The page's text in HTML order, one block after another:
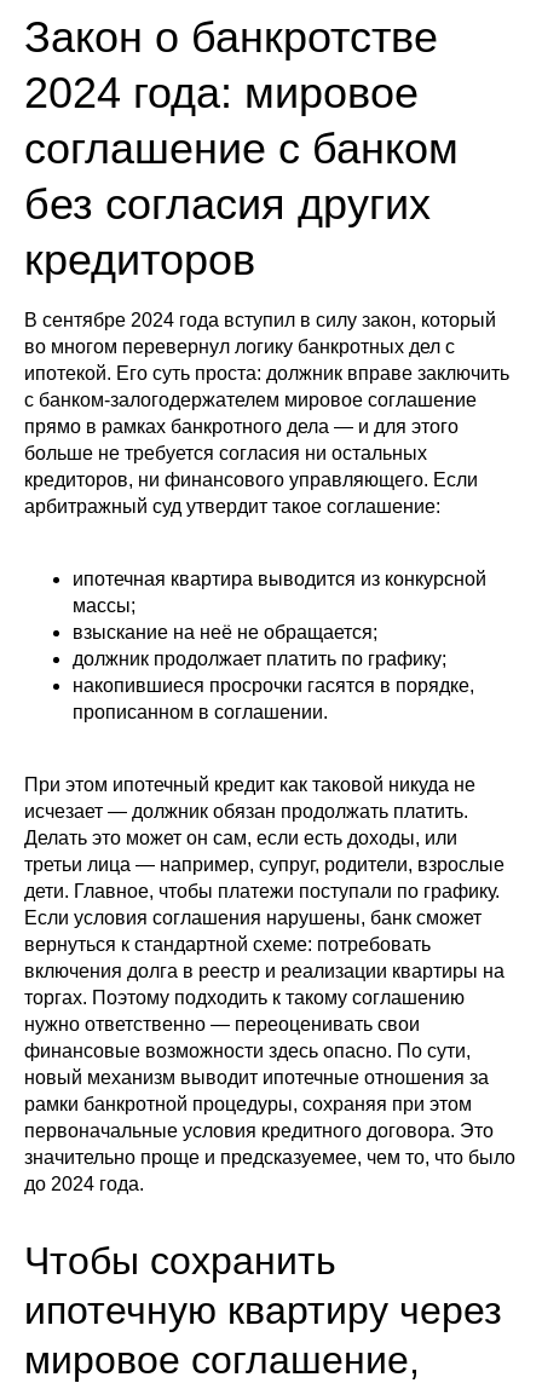
Закон о банкротстве
2024 года: мировое
соглашение с банком
без согласия других
кредиторов
В сентябре 2024 года вступил в силу закон, который
во многом перевернул логику банкротных дел с
ипотекой. Его суть проста: должник вправе заключить
с банком-залогодержателем мировое соглашение
прямо в рамках банкротного дела — и для этого
больше не требуется согласия ни остальных
кредиторов, ни финансового управляющего. Если
арбитражный суд утвердит такое соглашение:
ипотечная квартира выводится из конкурсной
массы;
взыскание на неё не обращается;
должник продолжает платить по графику;
накопившиеся просрочки гасятся в порядке,
прописанном в соглашении.
При этом ипотечный кредит как таковой никуда не
исчезает — должник обязан продолжать платить.
Делать это может он сам, если есть доходы, или
третьи лица — например, супруг, родители, взрослые
дети. Главное, чтобы платежи поступали по графику.
Если условия соглашения нарушены, банк сможет
вернуться к стандартной схеме: потребовать
включения долга в реестр и реализации квартиры на
торгах. Поэтому подходить к такому соглашению
нужно ответственно — переоценивать свои
финансовые возможности здесь опасно. По сути,
новый механизм выводит ипотечные отношения за
рамки банкротной процедуры, сохраняя при этом
первоначальные условия кредитного договора. Это
значительно проще и предсказуемее, чем то, что было
до 2024 года.
Чтобы сохранить
ипотечную квартиру через
мировое соглашение,